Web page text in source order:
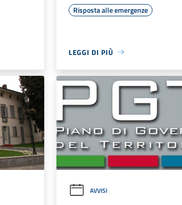
Risposta alle emergenze
LEGGI DI PIÙ
AVVISI